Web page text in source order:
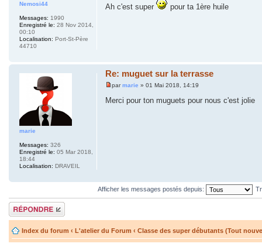
Ah c'est super pour ta 1ère huile
Nemosi44
Messages: 1990
Enregistré le: 28 Nov 2014,
00:10
Localisation: Port-St-Père
44710
Re: muguet sur la terrasse
parmarie » 01 Mai 2018, 14:19
Merci pour ton muguets pour nous c'est jolie
marie
Messages: 326
Enregistré le: 05 Mar 2018,
18:44
Localisation: DRAVEIL
Afficher les messages postés depuis:
Répondre
Index du forum ‹ L'atelier du Forum ‹ Classe des super débutants (Tout